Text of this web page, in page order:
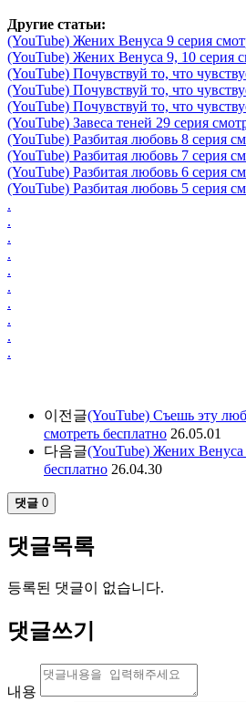
Другие статьи:
(YouTube) Жених Венуса 9 серия
(YouTube) Жених Венуса 9, 10 серия
(YouTube) Почувствуй то, что
(YouTube) Почувствуй то, что
(YouTube) Почувствуй то, что
(YouTube) Завеса теней 29 серия
(YouTube) Разбитая любовь 8 серия
(YouTube) Разбитая любовь 7 серия
(YouTube) Разбитая любовь 6 серия
(YouTube) Разбитая любовь 5 серия
.
.
.
.
.
.
.
.
.
.
이전글(YouTube) Съешь эту
смотреть бесплатно 26.05.01
다음글(YouTube) Жених Венуса
бесплатно 26.04.30
댓글 0
댓글목록
등록된 댓글이 없습니다.
댓글쓰기
내용